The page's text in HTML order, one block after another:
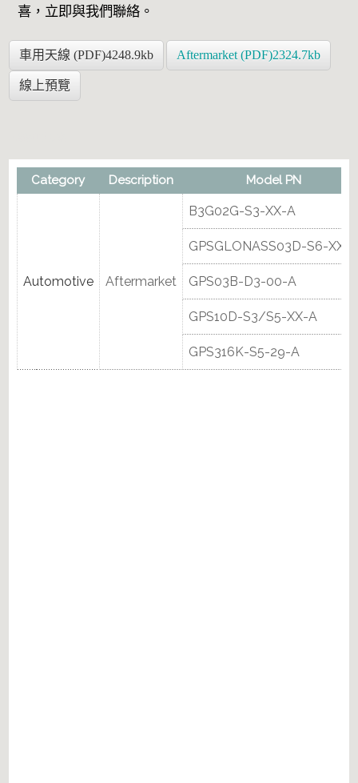
喜，立即與我們聯絡。
車用天線 (PDF)4248.9kb Aftermarket (PDF)2324.7kb
線上預覽
Category Description Model PN
Automotive Aftermarket
B3G02G-S3-XX-A
GPSGLONASS03D-S6-XX-
GPS03B-D3-00-A
GPS10D-S3/S5-XX-A
GPS316K-S5-29-A